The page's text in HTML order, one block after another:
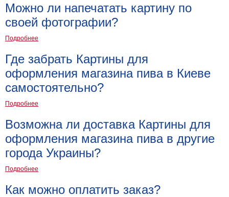
Можно ли напечатать картину по
своей фотографии?
Подробнее
Где забрать Картины для
оформления магазина пива в Киеве
самостоятельно?
Подробнее
Возможна ли доставка Картины для
оформления магазина пива в другие
города Украины?
Подробнее
Как можно оплатить заказ?